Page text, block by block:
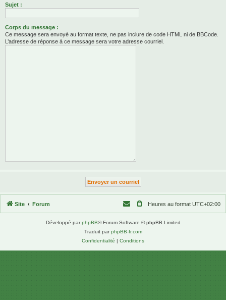
Sujet :
Corps du message :
Ce message sera envoyé au format texte, ne pas inclure de code HTML ni de BBCode.
L’adresse de réponse à ce message sera votre adresse courriel.
Site Forum Heures au format UTC+02:00
Développé parphpBB® Forum Software © phpBB Limited
Traduit parphpBB-fr.com
Confidentialité | Conditions